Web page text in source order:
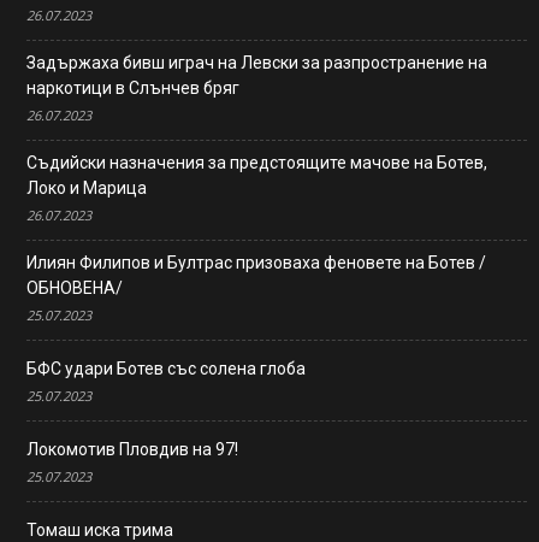
26.07.2023
Задържаха бивш играч на Левски за разпространение на
наркотици в Слънчев бряг
26.07.2023
Съдийски назначения за предстоящите мачове на Ботев,
Локо и Марица
26.07.2023
Илиян Филипов и Бултрас призоваха феновете на Ботев /
ОБНОВЕНА/
25.07.2023
БФС удари Ботев със солена глоба
25.07.2023
Локомотив Пловдив на 97!
25.07.2023
Томаш иска трима